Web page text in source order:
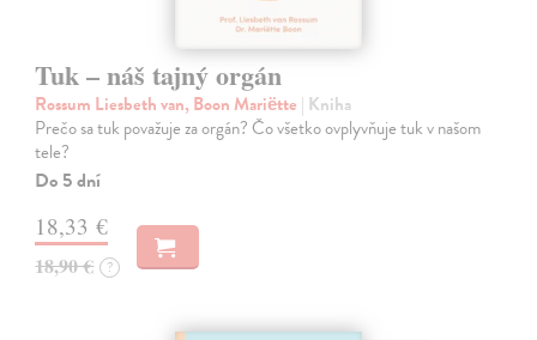
Tuk – náš tajný orgán
Rossum Liesbeth van, Boon Mariëtte | Kniha
Prečo sa tuk považuje za orgán? Čo všetko ovplyvňuje tuk v našom
tele?
Do 5 dní
18,33 €
18,90 € ?